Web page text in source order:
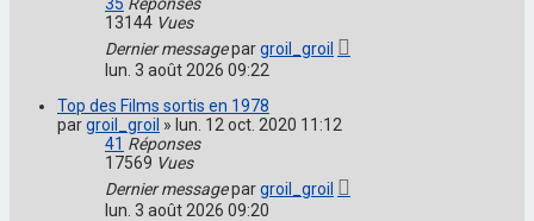
13144 Vues
Dernier messagepargroil_groil
lun. 3 août 2026 09:22
Top des Films sortis en 1978
pargroil_groil » lun. 12 oct. 2020 11:12
41 Réponses
17569 Vues
Dernier messagepargroil_groil
lun. 3 août 2026 09:20